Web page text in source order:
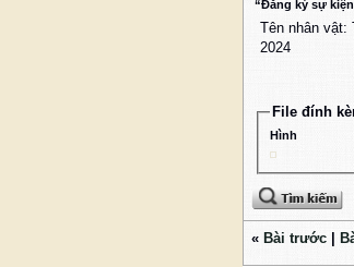
“Đăng ký sự
Tên nhân vật:
2024
File đính
Hình
« Bài trước